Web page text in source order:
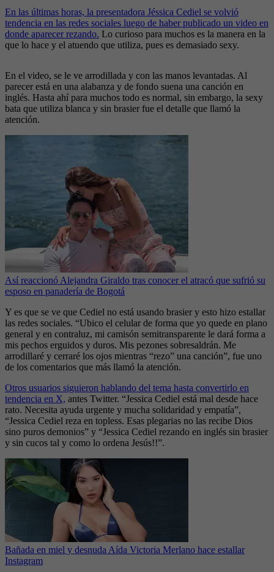
En las últimas horas, la presentadora Jéssica Cediel se volvió
tendencia en las redes sociales luego de haber publicado un video en
donde aparecer rezando. Lo curioso para muchos es la manera en la
que lo hace y el atuendo que utiliza, pues es demasiado sexy.
En el video, se le ve arrodillada y con las manos levantadas. Al
parecer está en una alabanza y de fondo suena una canción en
inglés. Hasta ahí para muchos todo es normal, sin embargo, la sexy
bata que utiliza blanca y sin brasier fue el detalle que llamó la
atención.
Así reaccionó Alejandra Giraldo tras conocer el atracó que sufrió su
esposo en panadería de Bogotá
Y es que se ve que Cediel no está usando brasier y esto hizo estallar
las redes sociales. “Ubico el celular de forma que yo quede en plano
general y en contraluz, mi camisón semitransparente le dará forma a
mis pechos erguidos y duros. Mis pezones sobresaldrán. Me
arrodillaré y cerraré los ojos mientras “rezo” una canción”, fue uno
de los comentarios que más llamó la atención.
Otros usuarios siguieron hablando del tema hasta convertirlo en
tendencia en X, antes Twitter. “Jessica Cediel está mal desde hace
rato. Necesita ayuda urgente y mucha solidaridad y empatía”,
“Jessica Cediel reza en topless. Esas plegarias no las recibe Dios
sino puros demonios” y “Jessica Cediel rezando en inglés sin brasier
y sin cucos tal y como lo ordena Jesús!!”.
Bañada en miel y desnuda Aída Victoria Merlano hace estallar
Instagram